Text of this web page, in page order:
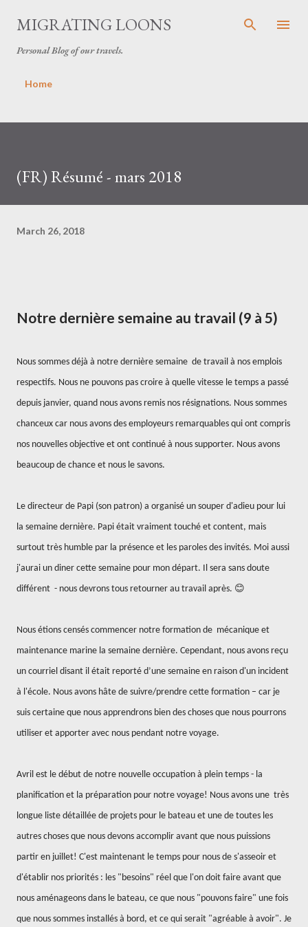
Skip to main content
MIGRATING LOONS
Personal Blog of our travels.
Home
(FR) Résumé - mars 2018
March 26, 2018
Notre dernière semaine au travail (9 à 5)
Nous sommes déjà à notre dernière semaine de travail à nos emplois
respectifs. Nous ne pouvons pas croire à quelle vitesse le temps a passé
depuis janvier, quand nous avons remis nos résignations. Nous sommes
chanceux car nous avons des employeurs remarquables qui ont compris
nos nouvelles objective et ont continué à nous supporter. Nous avons
beaucoup de chance et nous le savons.
Le directeur de Papi (son patron) a organisé un souper d'adieu pour lui
la semaine dernière. Papi était vraiment touché et content, mais
surtout très humble par la présence et les paroles des invités. Moi aussi
j'aurai un diner cette semaine pour mon départ. Il sera sans doute
différent - nous devrons tous retourner au travail après. 😊
Nous étions censés commencer notre formation de mécanique et
maintenance marine la semaine dernière. Cependant, nous avons reçu
un courriel disant il était reporté d’une semaine en raison d'un incident
à l'école. Nous avons hâte de suivre/prendre cette formation – car je
suis certaine que nous apprendrons bien des choses que nous pourrons
utiliser et apporter avec nous pendant notre voyage.
Avril est le début de notre nouvelle occupation à plein temps - la
planification et la préparation pour notre voyage! Nous avons une très
longue liste détaillée de projets pour le bateau et une de toutes les
autres choses que nous devons accomplir avant que nous puissions
partir en juillet! C'est maintenant le temps pour nous de s'asseoir et
d'établir nos priorités : les "besoins" réel que l'on doit faire avant que
nous aménageons dans le bateau, ce que nous "pouvons faire" une fois
que nous sommes installés à bord, et ce qui serait "agréable à avoir". Je